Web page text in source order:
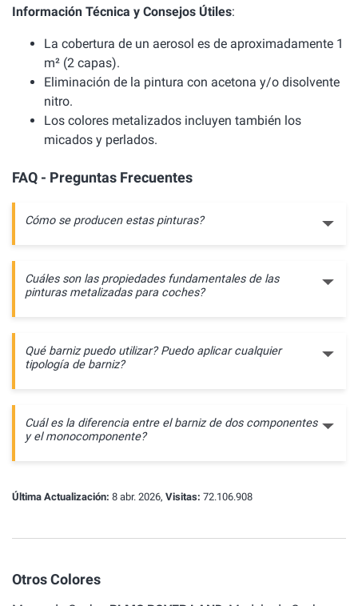
Información Técnica y Consejos Útiles:
La cobertura de un aerosol es de aproximadamente 1
m² (2 capas).
Eliminación de la pintura con acetona y/o disolvente
nitro.
Los colores metalizados incluyen también los
micados y perlados.
FAQ - Preguntas Frecuentes
Cómo se producen estas pinturas?
Cuáles son las propiedades fundamentales de las
pinturas metalizadas para coches?
Qué barniz puedo utilizar? Puedo aplicar cualquier
tipología de barniz?
Cuál es la diferencia entre el barniz de dos componentes
y el monocomponente?
Última Actualización: 8 abr. 2026, Visitas: 72.106.908
Otros Colores